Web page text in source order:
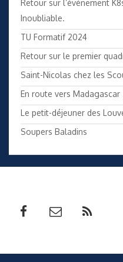
Retour sur l’événement
Inoubliable.
TU Formatif 2024
Retour sur le premier
Saint-Nicolas chez les
En route vers Madagascar
Le petit-déjeuner des
Soupers Baladins